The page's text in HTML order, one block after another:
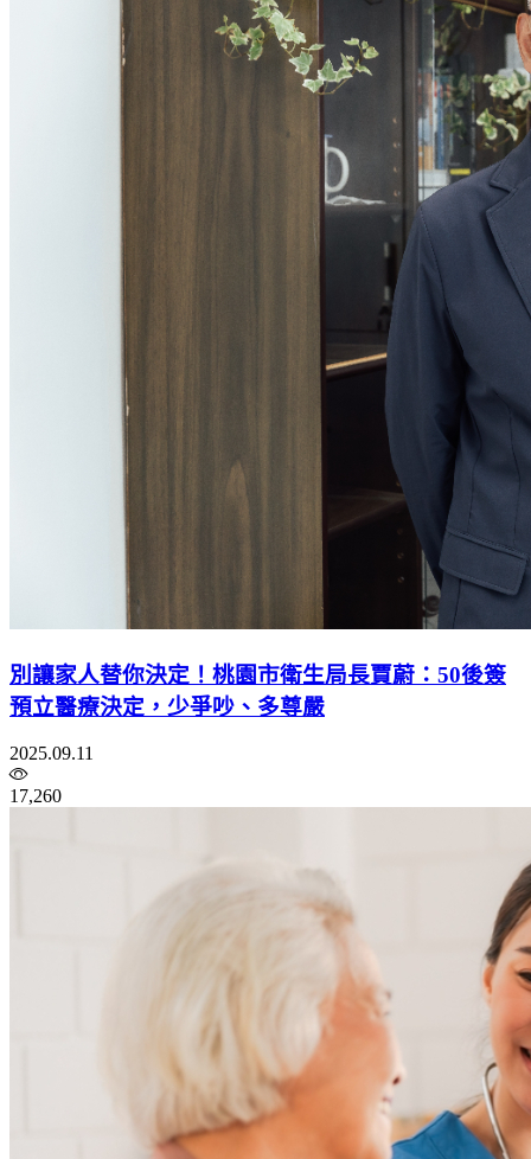
別讓家人替你決定！桃園市衛生局長賈蔚：50後簽
預立醫療決定，少爭吵、多尊嚴
2025.09.11
17,260